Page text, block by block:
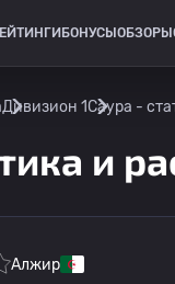
БОНУСЫ ОБЗОРЫ
Дивизион 1Саура -
и
Алжир